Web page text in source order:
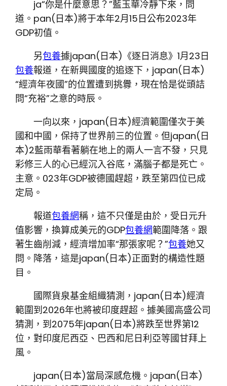
ja“你是什麼意思？”藍玉華冷靜下來，問
道。pan(日本)將于本年2月15日公布2023年
GDP初值。
另包養據japan(日本)《逐日消息》1月23日
包養報道，在新興國度的追逐下，japan(日本)
“經濟年夜國”的位置遭到挑釁，現在恰是從頭詰
問“充裕”之意的時辰。
一向以來，japan(日本)經濟範圍僅次于美
國和中國，保持了世界前三的位置。但japan(日
本)2藍雨華看著躺在地上的兩人一言不發，只見
彩修三人的心已經沉入谷底，滿腦子都是死亡。
主意。023年GDP被德國趕超，跌至第四位已成
定局。
報道包養網稱，這不只僅是由於，受日元升
值影響，換算成美元的GDP包養網範圍降落。跟
著生齒削減，經濟增加率“那張家呢？”包養她又
問。降落，這是japan(日本)正面對的構造性題
目。
國際貨泉基金組織猜測，japan(日本)經濟
範圍到2026年也將被印度趕超。據美國高盛公司
猜測，到2075年japan(日本)將跌至世界第12
位，對印度尼西亞、巴西和尼日利亞等國甘拜上
風。
japan(日本)當局深感危機。japan(日本)